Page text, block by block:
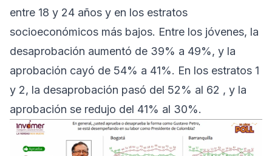
entre 18 y 24 años y en los estratos
socioeconómicos más bajos. Entre los jóvenes, la
desaprobación aumentó de 39% a 49%, y la
aprobación cayó de 54% a 41%. En los estratos 1
y 2, la desaprobación pasó del 52% al 62 , y la
aprobación se redujo del 41% al 30%.